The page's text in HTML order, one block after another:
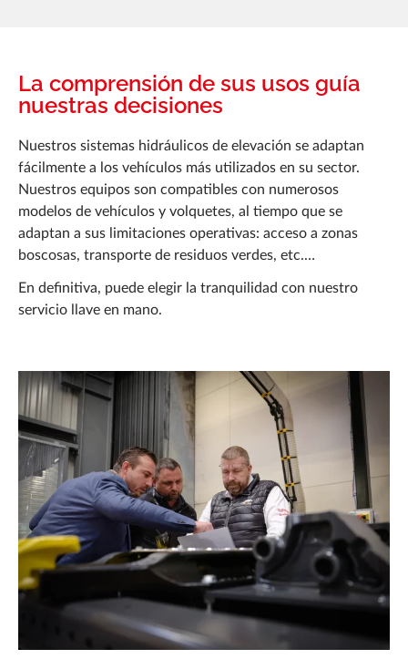
La comprensión de sus usos guía
nuestras decisiones
Nuestros sistemas hidráulicos de elevación se adaptan
fácilmente a los vehículos más utilizados en su sector.
Nuestros equipos son compatibles con numerosos
modelos de vehículos y volquetes, al tiempo que se
adaptan a sus limitaciones operativas: acceso a zonas
boscosas, transporte de residuos verdes, etc.…
En definitiva, puede elegir la tranquilidad con nuestro
servicio llave en mano.